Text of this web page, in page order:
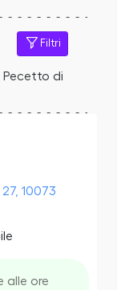
Filtri
di
10073
alle ore